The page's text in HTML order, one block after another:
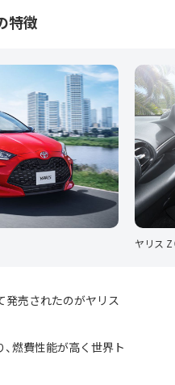
特徴
ヤリス Z
発売されたのがヤリス
燃費性能が高く世界ト